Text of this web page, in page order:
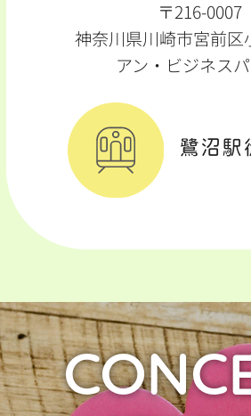
〒216-0007
神奈川県川崎市宮前区
アン・ビジネス
鷺沼駅